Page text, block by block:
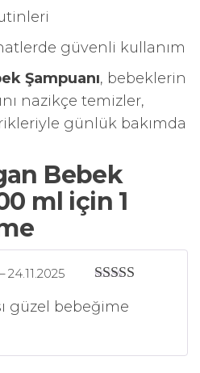
güvenli kullanım
Şampuanı, bebeklerin
nazikçe temizler,
günlük bakımda
Bebek
ml için 1
5oy aldı
– 24.11.2025
güzel bebeğime